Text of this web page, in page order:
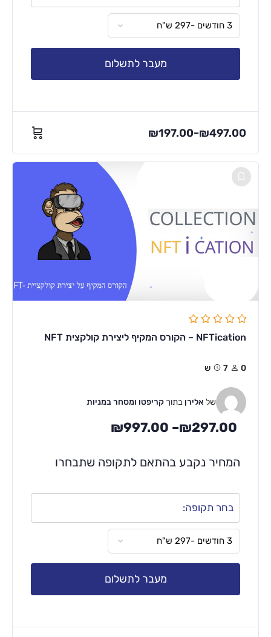
מעבר לתשלום
₪197.00–₪497.00
NFTication – הקורס המקיף ליצירת קולקצית NFT
0 7ש
של אלירן בתוך קריפטו ומסחר במניות
₪297.00
–
₪997.00
המחיר נקבע בהתאם לתקופה שתבחרו
בחר תקופה:
מעבר לתשלום